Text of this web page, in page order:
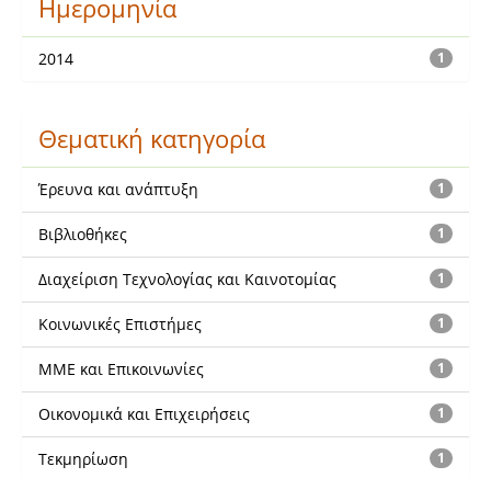
Ημερομηνία
1
2014
Θεματική κατηγορία
1
Έρευνα και ανάπτυξη
1
Βιβλιοθήκες
1
Διαχείριση Τεχνολογίας και Καινοτομίας
1
Κοινωνικές Επιστήμες
1
ΜΜΕ και Επικοινωνίες
1
Οικονομικά και Επιχειρήσεις
1
Τεκμηρίωση